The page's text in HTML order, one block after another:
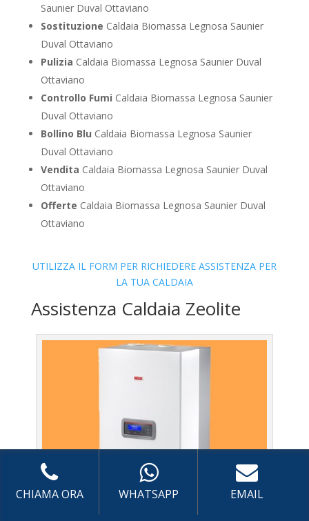
Saunier Duval Ottaviano
Sostituzione Caldaia Biomassa Legnosa Saunier
Duval Ottaviano
Pulizia Caldaia Biomassa Legnosa Saunier Duval
Ottaviano
Controllo Fumi Caldaia Biomassa Legnosa Saunier
Duval Ottaviano
Bollino Blu Caldaia Biomassa Legnosa Saunier
Duval Ottaviano
Vendita Caldaia Biomassa Legnosa Saunier Duval
Ottaviano
Offerte Caldaia Biomassa Legnosa Saunier Duval
Ottaviano
UTILIZZA IL FORM PER RICHIEDERE ASSISTENZA PER
LA TUA CALDAIA
Assistenza Caldaia Zeolite
CHIAMA ORA WHATSAPP EMAIL